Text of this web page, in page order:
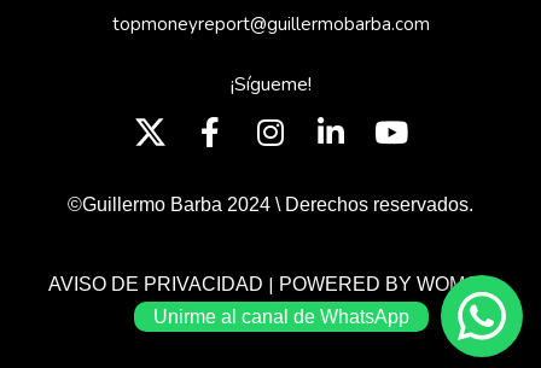
topmoneyreport@guillermobarba.com
¡Sígueme!
©Guillermo Barba 2024 \ Derechos reservados.
AVISO DE PRIVACIDAD | POWERED BY WOMGP
Unirme al canal de WhatsApp